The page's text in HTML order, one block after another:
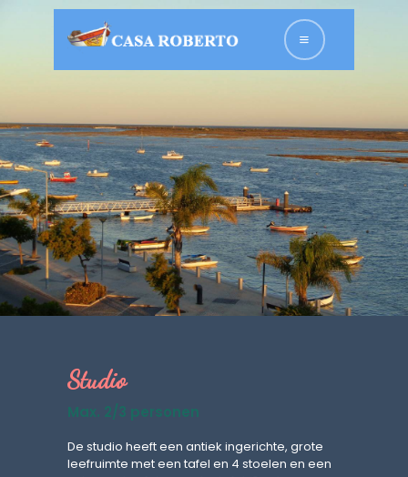
HOME
ACCOMMODATIE
S
OVER ONS
FOTOGALLERIJ
CONTACT
NEDERLANDS
Studio
Max. 2/3 personen
De studio heeft een antiek ingerichte, grote
leefruimte met een tafel en 4 stoelen en een